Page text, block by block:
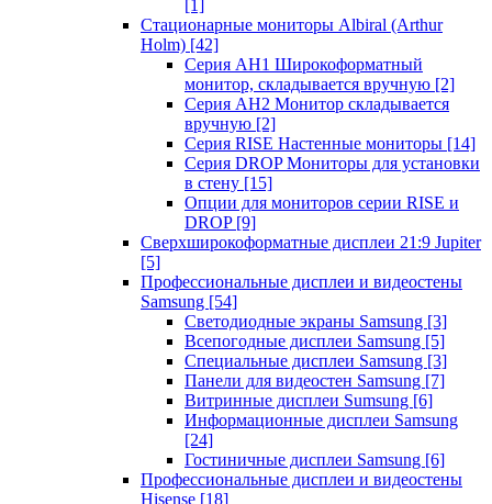
[1]
Стационарные мониторы Albiral (Arthur
Holm) [42]
Серия AH1 Широкоформатный
монитор, складывается вручную [2]
Серия AH2 Монитор складывается
вручную [2]
Серия RISE Настенные мониторы [14]
Серия DROP Мониторы для установки
в стену [15]
Опции для мониторов серии RISE и
DROP [9]
Сверхширокоформатные дисплеи 21:9 Jupiter
[5]
Профессиональные дисплеи и видеостены
Samsung [54]
Светодиодные экраны Samsung [3]
Всепогодные дисплеи Samsung [5]
Специальные дисплеи Samsung [3]
Панели для видеостен Samsung [7]
Витринные дисплеи Sumsung [6]
Информационные дисплеи Samsung
[24]
Гостиничные дисплеи Samsung [6]
Профессиональные дисплеи и видеостены
Hisense [18]